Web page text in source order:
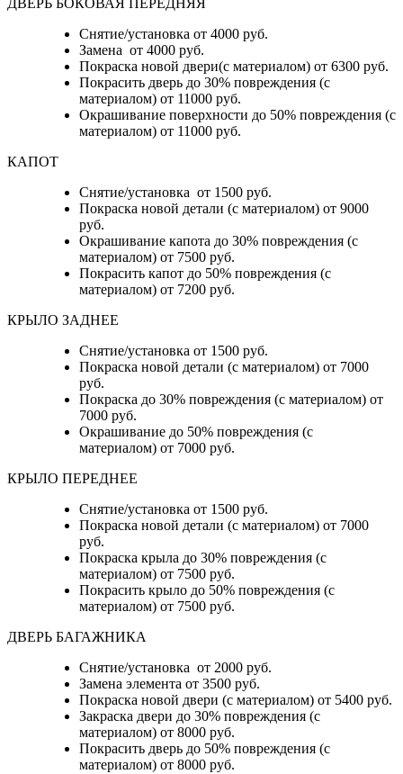
ДВЕРЬ БОКОВАЯ ПЕРЕДНЯЯ
Снятие/установка от 4000 руб.
Замена от 4000 руб.
Покраска новой двери(с материалом) от 6300 руб.
Покрасить дверь до 30% повреждения (с
материалом) от 11000 руб.
Окрашивание поверхности до 50% повреждения (с
материалом) от 11000 руб.
КАПОТ
Снятие/установка от 1500 руб.
Покраска новой детали (с материалом) от 9000
руб.
Окрашивание капота до 30% повреждения (с
материалом) от 7500 руб.
Покрасить капот до 50% повреждения (с
материалом) от 7200 руб.
КРЫЛО ЗАДНЕЕ
Снятие/установка от 1500 руб.
Покраска новой детали (с материалом) от 7000
руб.
Покраска до 30% повреждения (с материалом) от
7000 руб.
Окрашивание до 50% повреждения (с
материалом) от 7000 руб.
КРЫЛО ПЕРЕДНЕЕ
Снятие/установка от 1500 руб.
Покраска новой детали (с материалом) от 7000
руб.
Покраска крыла до 30% повреждения (с
материалом) от 7500 руб.
Покрасить крыло до 50% повреждения (с
материалом) от 7500 руб.
ДВЕРЬ БАГАЖНИКА
Снятие/установка от 2000 руб.
Замена элемента от 3500 руб.
Покраска новой двери (с материалом) от 5400 руб.
Закраска двери до 30% повреждения (с
материалом) от 8000 руб.
Покрасить дверь до 50% повреждения (с
материалом) от 8000 руб.